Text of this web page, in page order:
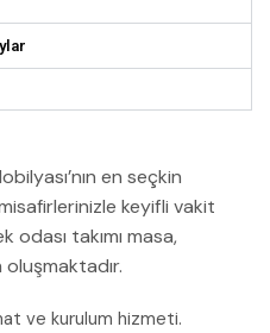
en seçkin
keyifli vakit
takımı masa,
ve kurulum hizmeti.